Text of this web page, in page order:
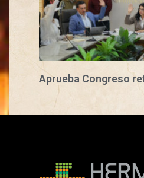
Aprueba Congreso